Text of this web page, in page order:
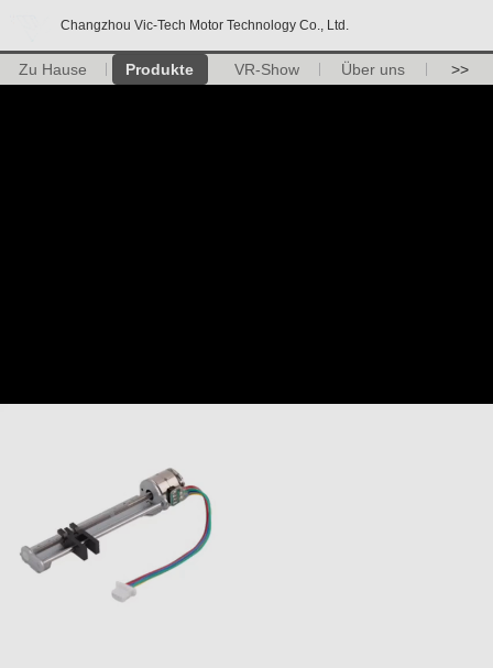
Changzhou Vic-Tech Motor Technology Co., Ltd.
Zu Hause Produkte VR-Show Über uns >>